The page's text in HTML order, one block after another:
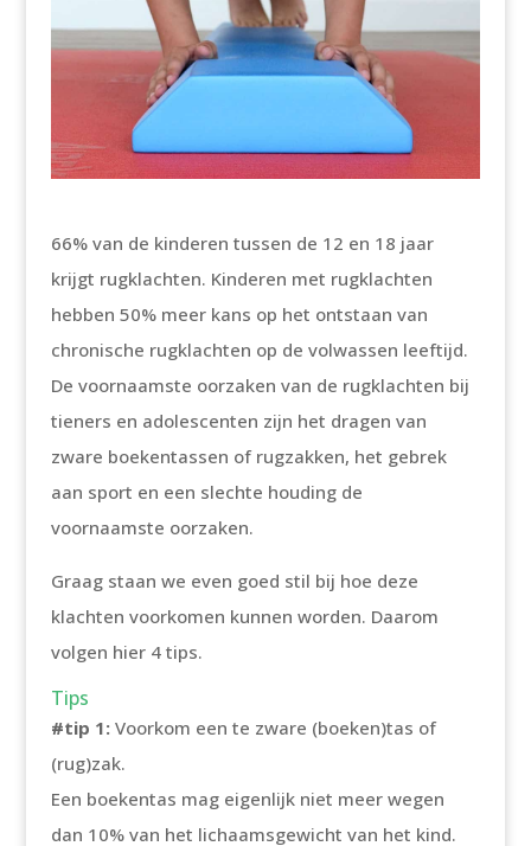
66% van de kinderen tussen de 12 en 18 jaar
krijgt rugklachten. Kinderen met rugklachten
hebben 50% meer kans op het ontstaan van
chronische rugklachten op de volwassen leeftijd.
De voornaamste oorzaken van de rugklachten bij
tieners en adolescenten zijn het dragen van
zware boekentassen of rugzakken, het gebrek
aan sport en een slechte houding de
voornaamste oorzaken.
Graag staan we even goed stil bij hoe deze
klachten voorkomen kunnen worden. Daarom
volgen hier 4 tips.
Tips
#tip 1:Voorkom een te zware (boeken)tas of
(rug)zak.
Een boekentas mag eigenlijk niet meer wegen
dan 10% van het lichaamsgewicht van het kind.